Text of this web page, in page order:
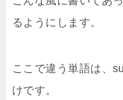
るようにします。
ここで違う単語は、
けです。